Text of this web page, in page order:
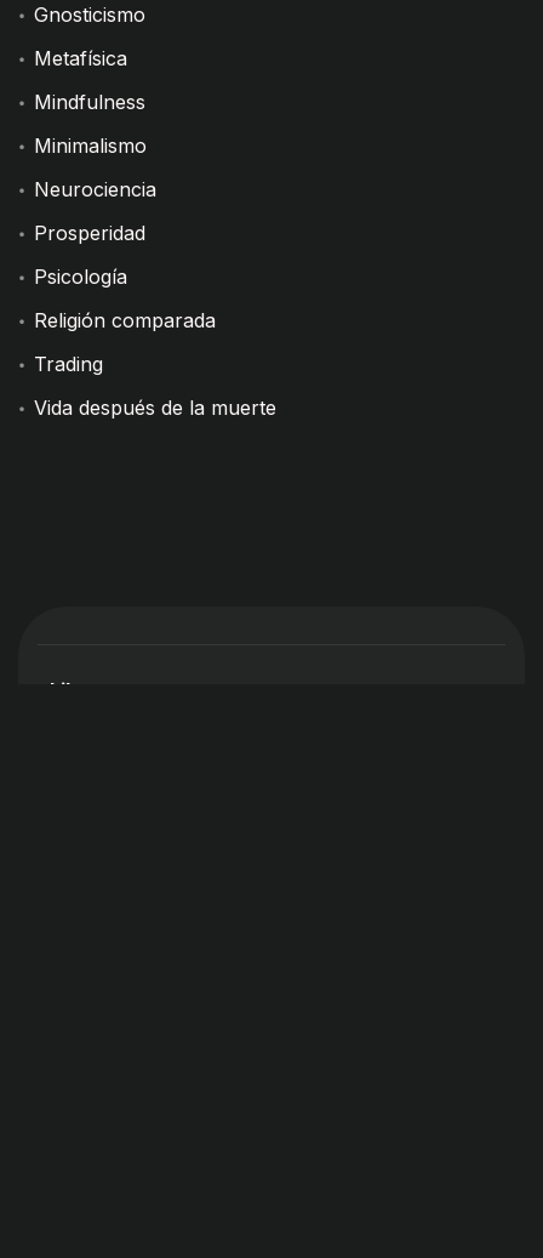
Gnosticismo
Metafísica
Mindfulness
Minimalismo
Neurociencia
Prosperidad
Psicología
Religión comparada
Trading
Vida después de la muerte
Libros